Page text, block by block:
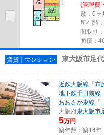
(管理費
敷：0ヶ
所在階
間取り
面積：
賃貸｜マンション 東大阪市足
近鉄大阪線 「布
地下鉄千日前線
おおさか東線 「
大阪府東大阪市
5万円
築年数：築14年